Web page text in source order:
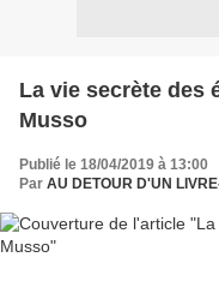
La vie secrète des
Musso
Publié le 18/04/2019 à 13:00
Par AU DETOUR D'UN